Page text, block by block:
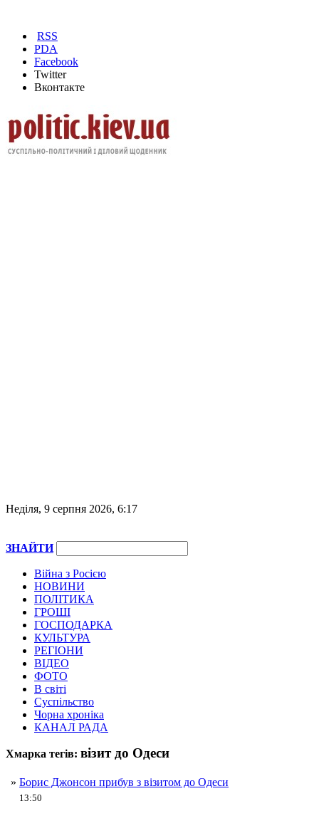
RSS
PDA
Facebook
Twitter
Вконтакте
Неділя, 9 серпня 2026, 6:17
ЗНАЙТИ
Війна з Росією
НОВИНИ
ПОЛІТИКА
ГРОШІ
ГОСПОДАРКА
КУЛЬТУРА
РЕГІОНИ
ВІДЕО
ФОТО
В світі
Суспільство
Чорна хроніка
КАНАЛ РАДА
Хмарка тегів: візит до Одеси
» Борис Джонсон прибув з візитом до Одеси
13:50